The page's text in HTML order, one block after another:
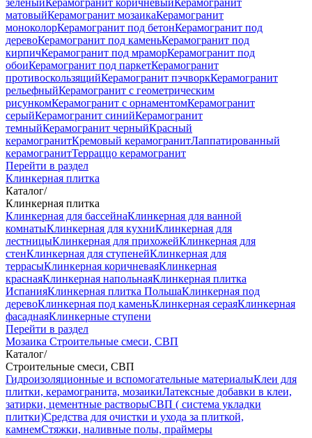
зеленыйКерамогранит коричневыйКерамогранит
матовыйКерамогранит мозаикаКерамогранит
моноколорКерамогранит под бетонКерамогранит под
деревоКерамогранит под каменьКерамогранит под
кирпичКерамогранит под мраморКерамогранит под
обоиКерамогранит под паркетКерамогранит
противоскользящийКерамогранит пэчворкКерамогранит
рельефныйКерамогранит с геометрическим
рисункомКерамогранит с орнаментомКерамогранит
серыйКерамогранит синийКерамогранит
темныйКерамогранит черныйКрасный
керамогранитКремовый керамогранитЛаппатированный
керамогранитТерраццо керамогранит
Перейти в раздел
Клинкерная плитка
Каталог/
Клинкерная плитка
Клинкерная для бассейнаКлинкерная для ванной
комнатыКлинкерная для кухниКлинкерная для
лестницыКлинкерная для прихожейКлинкерная для
стенКлинкерная для ступенейКлинкерная для
террасыКлинкерная коричневаяКлинкерная
краснаяКлинкерная напольнаяКлинкерная плитка
ИспанияКлинкерная плитка ПольшаКлинкерная под
деревоКлинкерная под каменьКлинкерная сераяКлинкерная
фасаднаяКлинкерные ступени
Перейти в раздел
Мозаика Строительные смеси, СВП
Каталог/
Строительные смеси, СВП
Гидроизоляционные и вспомогательные материалыКлеи для
плитки, керамогранита, мозаикиЛатексные добавки в клеи,
затирки, цементные растворыСВП ( система укладки
плитки)Средства для очистки и ухода за плиткой,
камнемСтяжки, наливные полы, праймеры